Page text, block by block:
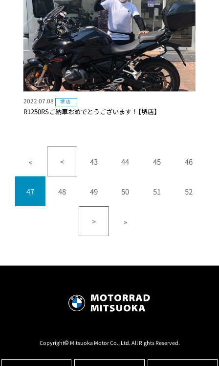
R1250RSご納車おめでとうございます！【堺店】
2022.07.08 堺店
« < 43 44 45 46
47 48 49 50 51 52
> »
Copyright© Mitsuoka Motor Co., Ltd. All Rights Reserved.